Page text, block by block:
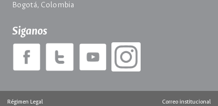
Bogotá, Colombia
Siganos
Régimen Legal Correo institucional